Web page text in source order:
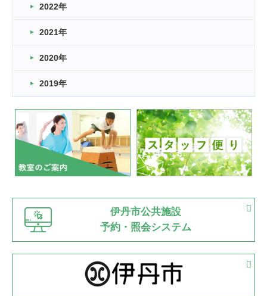
2026.03.11
緑ケ丘体育館
2022.11.03
緑ケ丘体育館
いたっぼーる大会☆彡
緑ケ丘体育館
2022.07.03
市内総合体育大会が開始
緑ケ丘体育館 猪名川運動広場
古池運動広場
2022.06.12
県知事杯争奪バレーボール大会が開催
緑ケ丘体育館
2022.05.05
体育協会長杯 バドミントン競技の部
2022年
2021年
2020年
2019年
伊丹市公共施設
予約・照会システム